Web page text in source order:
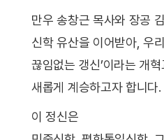
만우 송창근 목사와 장공
신학 유산을 이어받아, 우리
끊임없는 갱신’이라는 개
새롭게 계승하고자 합니다.
이 정신은